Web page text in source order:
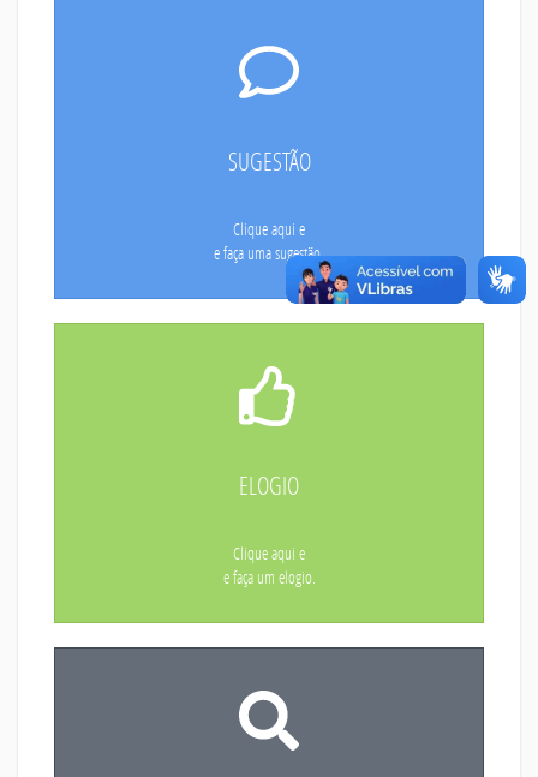
SUGESTÃO
Clique aqui e
e faça uma sugestão.
ELOGIO
Clique aqui e
e faça um elogio.